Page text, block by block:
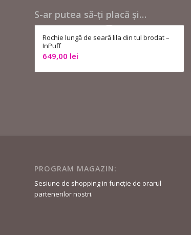
S-ar putea să-ți placă și…
Rochie lungă de seară lila din tul brodat –
InPuff
649,00 lei
PROGRAM MAGAZIN:
Sesiune de shopping in funcție de orarul
partenerilor nostri.